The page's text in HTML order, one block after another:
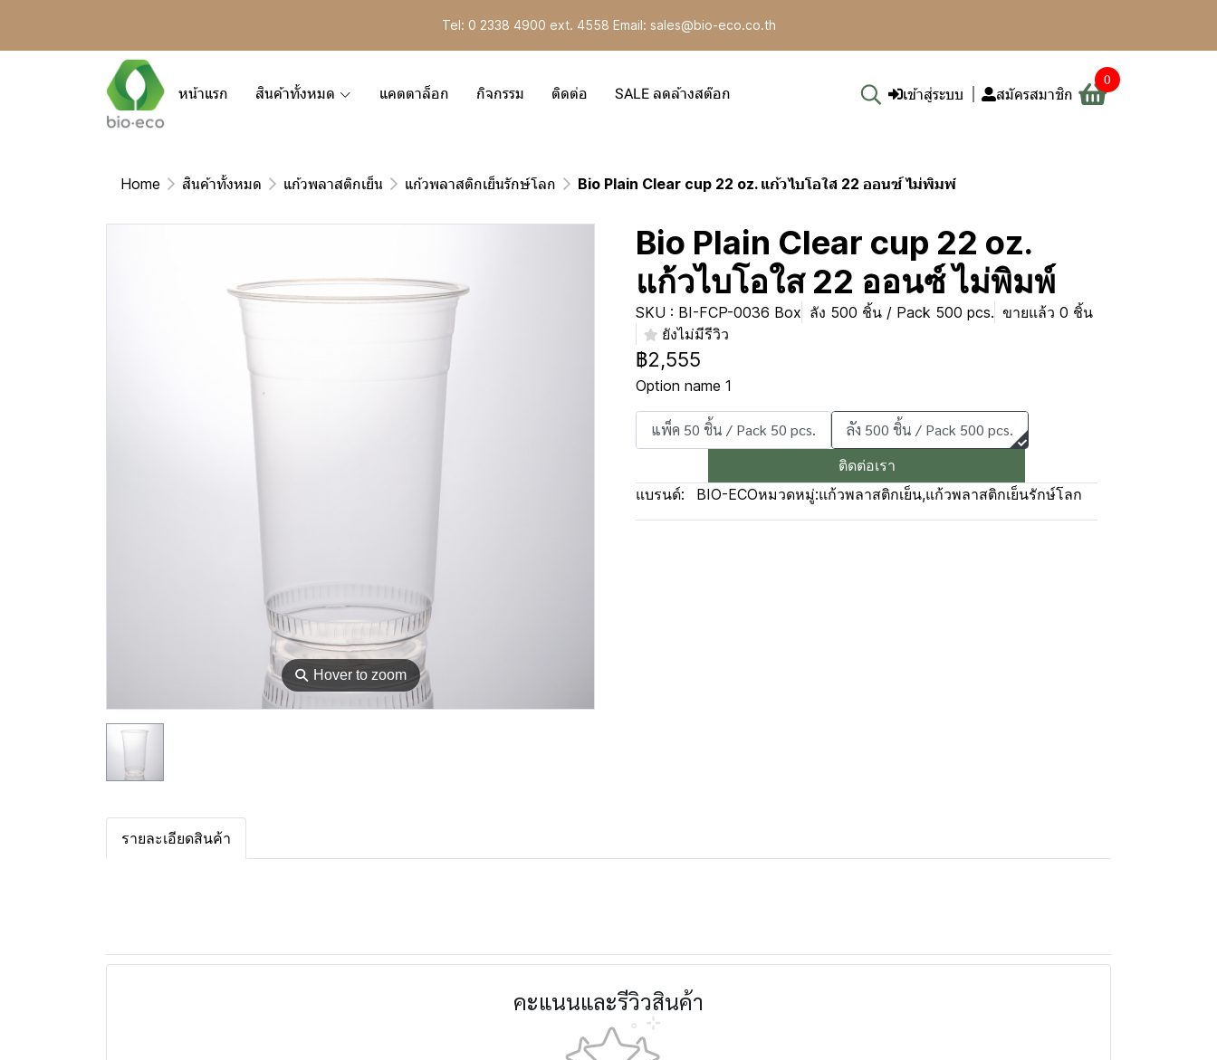
Tel: 0 2338 4900 ext. 4558 Email: sales@bio-eco.co.th
หน้าแรก สินค้าทั้งหมด แคตตาล็อก กิจกรรม ติดต่อ SALE ลดล้างสต๊อก เข้าสู่ระบบ สมัครสมาชิก
0
Home สินค้าทั้งหมด แก้วพลาสติกเย็น แก้วพลาสติกเย็นรักษ์โลก Bio Plain Clear cup 22 oz. แก้วไบโอใส 22 ออนซ์ ไม่พิมพ์
⚲ Hover to zoom
Bio Plain Clear cup 22 oz.
แก้วไบโอใส 22 ออนซ์ ไม่พิมพ์
SKU : BI-FCP-0036 Box ลัง 500 ชิ้น / Pack 500 pcs. ขายแล้ว 0 ชิ้น
ยังไม่มีรีวิว
฿2,555
Option name 1
แพ็ค 50 ชิ้น / Pack 50 pcs. ลัง 500 ชิ้น / Pack 500 pcs.
ติดต่อเรา
แบรนด์:
BIO-ECOหมวดหมู่:แก้วพลาสติกเย็น,แก้วพลาสติกเย็นรักษ์โลก
รายละเอียดสินค้า
คะแนนและรีวิวสินค้า